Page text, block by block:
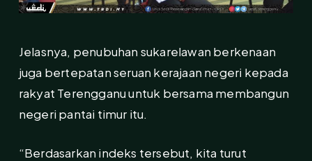
Jelasnya, penubuhan sukarelawan berkenaan
juga bertepatan seruan kerajaan negeri kepada
rakyat Terengganu untuk bersama membangun
negeri pantai timur itu.
“Berdasarkan indeks tersebut, kita turut